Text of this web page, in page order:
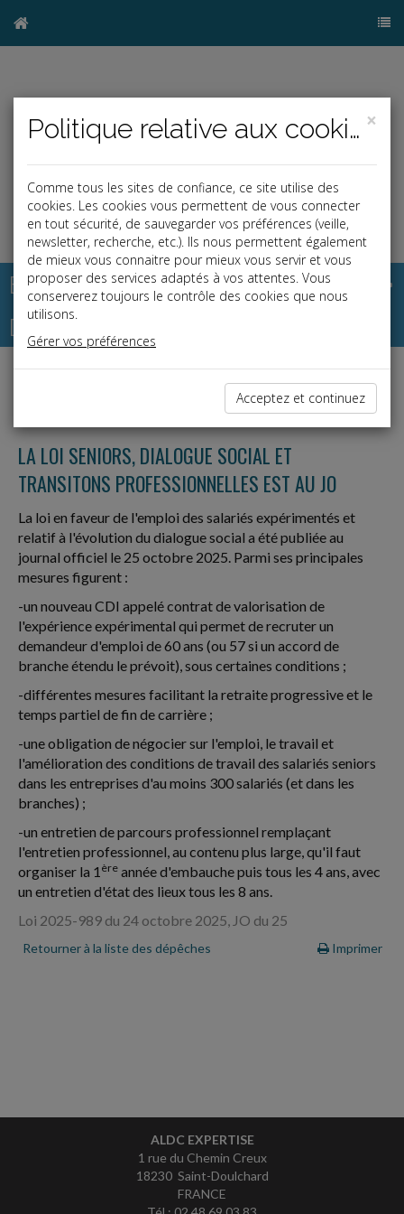
Base documentaire
Dépêches
LA LOI SENIORS, DIALOGUE SOCIAL ET
TRANSITONS PROFESSIONNELLES EST AU JO
La loi en faveur de l'emploi des salariés expérimentés et
relatif à l'évolution du dialogue social a été publiée au
journal officiel le 25 octobre 2025. Parmi ses principales
mesures figurent :
-un nouveau CDI appelé contrat de valorisation de
l'expérience expérimental qui permet de recruter un
demandeur d'emploi de 60 ans (ou 57 si un accord de
branche étendu le prévoit), sous certaines conditions ;
-différentes mesures facilitant la retraite progressive et le
temps partiel de fin de carrière ;
-une obligation de négocier sur l'emploi, le travail et
l'amélioration des conditions de travail des salariés seniors
dans les entreprises d'au moins 300 salariés (et dans les
branches) ;
-un entretien de parcours professionnel remplaçant
l'entretien professionnel, au contenu plus large, qu'il faut
organiser la 1 ère année d'embauche puis tous les 4 ans, avec
un entretien d'état des lieux tous les 8 ans.
Loi 2025-989 du 24 octobre 2025, JO du 25
Retourner à la liste des dépêches Imprimer
ALDC EXPERTISE
1 rue du Chemin Creux
18230 Saint-Doulchard
FRANCE
×
Politique relative aux cookies
Comme tous les sites de confiance, ce site utilise des
cookies. Les cookies vous permettent de vous connecter
en tout sécurité, de sauvegarder vos préférences (veille,
newsletter, recherche, etc.). Ils nous permettent également
de mieux vous connaitre pour mieux vous servir et vous
proposer des services adaptés à vos attentes. Vous
conserverez toujours le contrôle des cookies que nous
utilisons.
Gérer vos préférences
Acceptez et continuez